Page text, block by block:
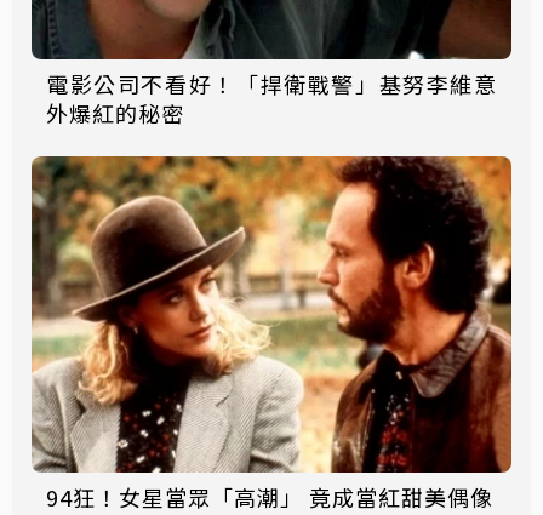
電影公司不看好！「捍衛戰警」基努李維意
外爆紅的秘密
94狂！女星當眾「高潮」 竟成當紅甜美偶像